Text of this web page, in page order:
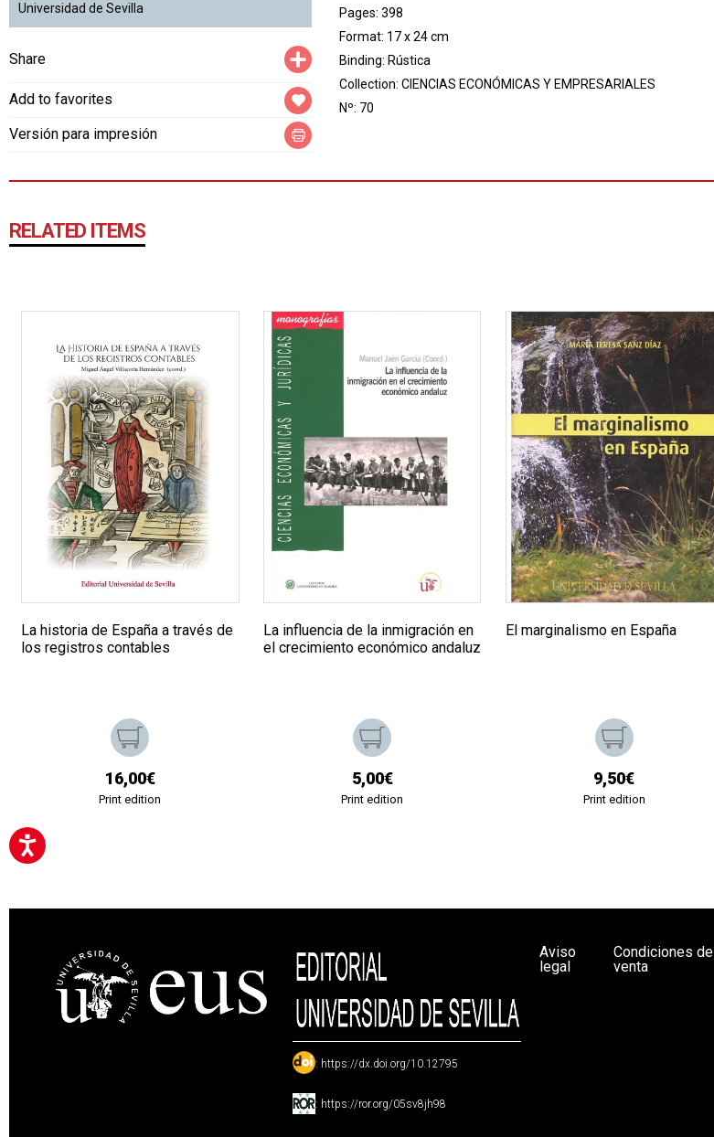
Universidad de Sevilla
Share Compartir
Add to favorites
Versión para impresión
Pages: 398
Format: 17 x 24 cm
Binding: Rústica
Collection: CIENCIAS ECONÓMICAS Y EMPRESARIALES
Nº: 70
RELATED ITEMS
La historia de España a través de
los registros contables
16,00€
Print edition
La influencia de la inmigración en
el crecimiento económico andaluz
5,00€
Print edition
El marginalismo en España
9,50€
Print edition
: https://dx.doi.org/10.12795
: https://ror.org/05sv8jh98
Aviso
legal
Condiciones de
venta